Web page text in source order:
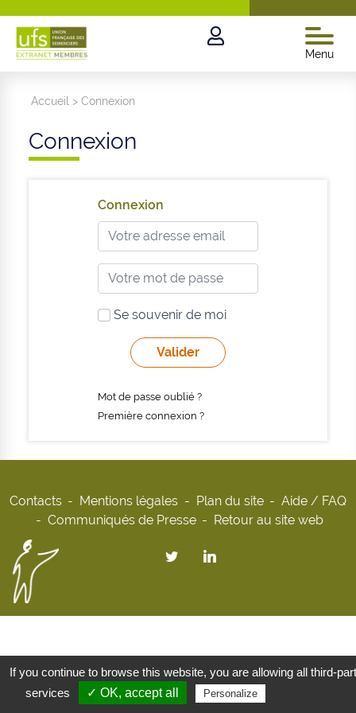
Menu
Accueil >Connexion
Connexion
Connexion
Se souvenir de moi
Mot de passe oublié ?
Première connexion ?
Contacts Mentions légales Plan du site
Aide / FAQ
Communiqués de Presse
Retour au site web
If you continue to browse this website, you are allowing all third-
services
✓ OK, accept all Personalize